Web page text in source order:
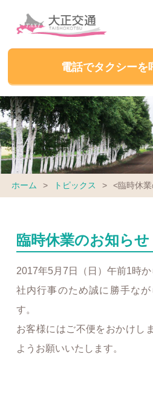
電話でタクシーを
ホーム > トピックス > <臨時休
臨時休業のお知らせ
2017年5月7日（日）午前1時か
社内行事のため誠に勝手な
す。
お客様にはご不便をおかけし
ようお願いいたします。